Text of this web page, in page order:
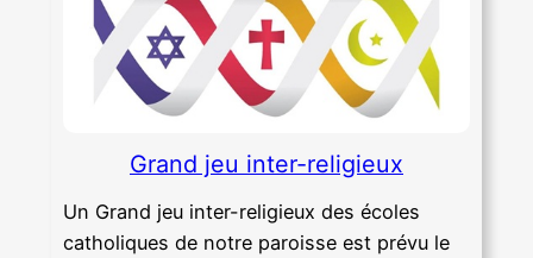
Grand jeu inter-religieux
Un Grand jeu inter-religieux des écoles
catholiques de notre paroisse est prévu le